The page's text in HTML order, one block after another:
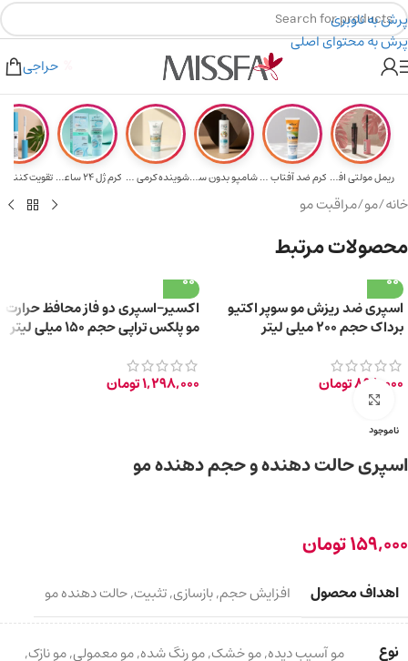
پرش به ناوبری
پرش به محتوای اصلی
۲٪ تخفیف روی سبد خرید برای روش کارت به کارت
هدیه برای خرید های بالای ۵ میلیون تومن
حراجی
ریمل مولتی افکت... کرم ضد آفتاب حا... شامپو بدون سولف... شوینده کرمی صور... کرم ژل ۲۴ ساعته... تقویت‌ کننده
خانه/مو/مراقبت مو
محصولات مرتبط
اسپری ضد ریزش مو سوپر اکتیو
برداک حجم ۲۰۰ میلی لیتر
898,000تومان
اکسیر-اسپری دو فاز محافظ حرارت
مو پلکس تراپی حجم 150 میلی لیتر
1,298,000تومان
ناموجود
برای بزرگ‌نمایی کلیک کنید
اسپری حالت دهنده و حجم دهنده مو
159,000تومان
اهداف محصول افزایش حجم,بازسازی,تثبیت,حالت دهنده مو
نوع مو آسیب دیده,مو خشک,مو رنگ شده,مو معمولی,مو نازک,